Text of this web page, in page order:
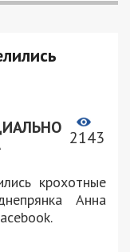
2143
крохотные
Анна